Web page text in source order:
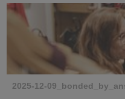
2025-12-